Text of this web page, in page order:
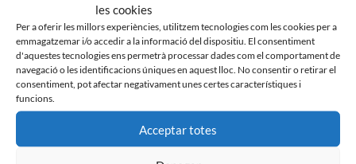
les cookies
Per a oferir les millors experiències, utilitzem tecnologies com les cookies per a
emmagatzemar i/o accedir a la informació del dispositiu. El consentiment
d'aquestes tecnologies ens permetrà processar dades com el comportament de
navegació o les identificacions úniques en aquest lloc. No consentir o retirar el
consentiment, pot afectar negativament unes certes característiques i
funcions.
Acceptar totes